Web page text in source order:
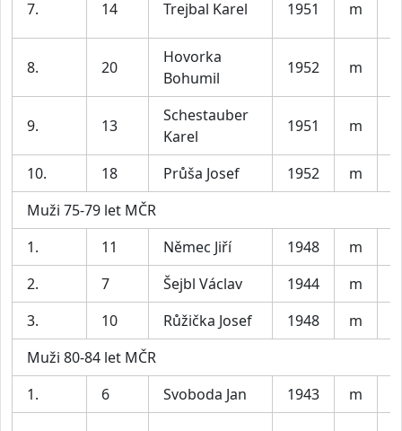
7. 14 Trejbal Karel 1951 m
8. 20
Hovorka
Bohumil
1952 m
9. 13
Schestauber
Karel
1951 m
10.
18 Průša Josef 1952 m
Muži 75-79 let MČR
1.
11 Němec Jiří 1948 m
2.
7 Šejbl Václav 1944 m
3.
10 Růžička Josef 1948 m
Muži 80-84 let MČR
1.
6 Svoboda Jan 1943 m